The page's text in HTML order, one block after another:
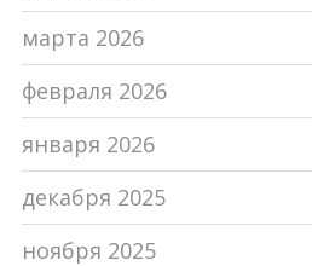
марта 2026
февраля 2026
января 2026
декабря 2025
ноября 2025